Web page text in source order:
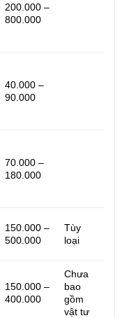
200.000 –
800.000
40.000 –
90.000
70.000 –
180.000
150.000 –
500.000
Tùy
loại
150.000 –
400.000
Chưa
bao
gồm
vật tư